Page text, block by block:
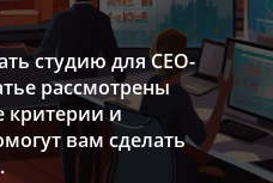
студию для СЕО-
рассмотрены
критерии и
вам сделать